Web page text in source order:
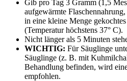
Gib pro Tag 3 Gramm (1,5
aufgewärmte
in eine kleine Menge
(Temperatur höchstens 37° C).
Nicht länger als 5 Minuten
WICHTIG: Für Säuglinge
Säuglinge (z. B. mit
Behandlung befinden, wird
empfohlen.